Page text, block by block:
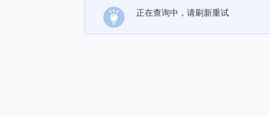
正在查询中，请刷新重试